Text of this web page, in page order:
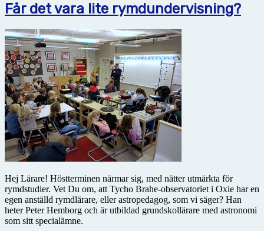
Får det vara lite rymdundervisning?
Hej Lärare! Höstterminen närmar sig, med nätter utmärkta för
rymdstudier. Vet Du om, att Tycho Brahe-observatoriet i Oxie har en
egen anställd rymdlärare, eller astropedagog, som vi säger? Han
heter Peter Hemborg och är utbildad grundskollärare med astronomi
som sitt specialämne.